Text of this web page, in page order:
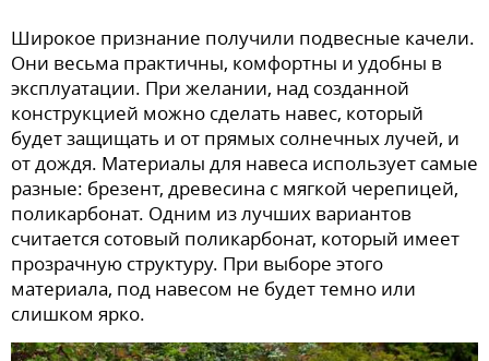
Широкое признание получили подвесные качели.
Они весьма практичны, комфортны и удобны в
эксплуатации. При желании, над созданной
конструкцией можно сделать навес, который
будет защищать и от прямых солнечных лучей, и
от дождя. Материалы для навеса использует самые
разные: брезент, древесина с мягкой черепицей,
поликарбонат. Одним из лучших вариантов
считается сотовый поликарбонат, который имеет
прозрачную структуру. При выборе этого
материала, под навесом не будет темно или
слишком ярко.